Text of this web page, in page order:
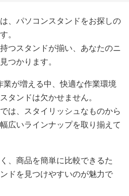
、パソコンスタンドをお探しの
。
つスタンドが揃い、あなたのニ
つかります。
が増える中、快適な作業環境
タンドは欠かせません。
は、スタイリッシュなものから
広いラインナップを取り揃えて
、商品を簡単に比較できるた
ドを見つけやすいのが魅力で